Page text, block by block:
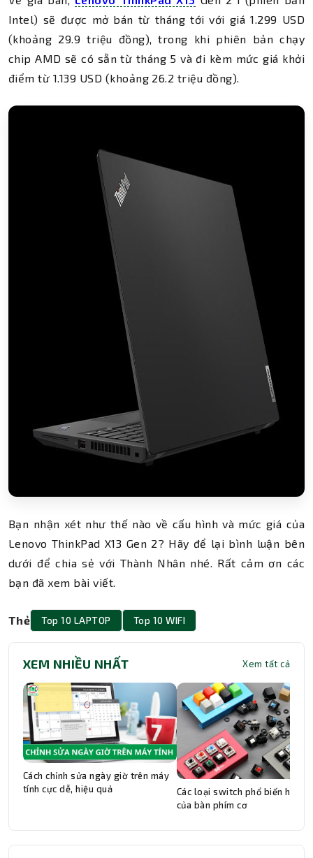
Intel) sẽ được mở bán từ tháng tới với giá 1.299 USD
(khoảng 29.9 triệu đồng), trong khi phiên bản chạy
chip AMD sẽ có sẵn từ tháng 5 và đi kèm mức giá khởi
điểm từ 1.139 USD (khoảng 26.2 triệu đồng).
Bạn nhận xét như thế nào về cấu hình và mức giá của
Lenovo ThinkPad X13 Gen 2? Hãy để lại bình luận bên
dưới để chia sẻ với Thành Nhân nhé. Rất cảm ơn các
bạn đã xem bài viết.
Thẻ Top 10 LAPTOP Top 10 WIFI
XEM NHIỀU NHẤT Xem tất cả
Cách chỉnh sửa ngày giờ trên máy
tính cực dễ, hiệu quả
Các loại switch phổ biến hiện
của bàn phím cơ